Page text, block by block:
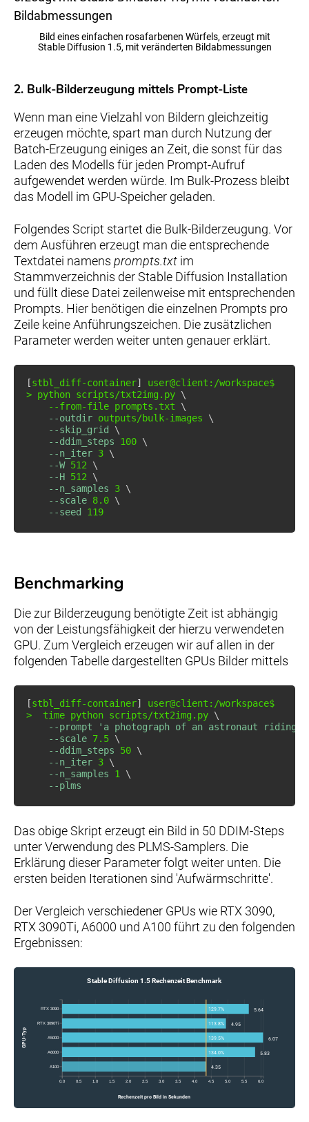
Bild eines einfachen rosafarbenen Würfels, erzeugt mit
Stable Diffusion 1.5, mit veränderten Bildabmessungen
2. Bulk-Bilderzeugung mittels Prompt-Liste
Wenn man eine Vielzahl von Bildern gleichzeitig
erzeugen möchte, spart man durch Nutzung der
Batch-Erzeugung einiges an Zeit, die sonst für das
Laden des Modells für jeden Prompt-Aufruf
aufgewendet werden würde. Im Bulk-Prozess bleibt
das Modell im GPU-Speicher geladen.
Folgendes Script startet die Bulk-Bilderzeugung. Vor
dem Ausführen erzeugt man die entsprechende
Textdatei namens prompts.txt im
Stammverzeichnis der Stable Diffusion Installation
und füllt diese Datei zeilenweise mit entsprechenden
Prompts. Hier benötigen die einzelnen Prompts pro
Zeile keine Anführungszeichen. Die zusätzlichen
Parameter werden weiter unten genauer erklärt.
[stbl_diff-container]
> python scripts/txt2img.py \
    --from-file prompts.txt
\
--outdir outputs/bulk-images \
--skip_grid
\
--ddim_steps
100 \
--n_iter 3 \
--W 512
\
--H 512
\
--n_samples
3 \
--scale 8.0 \
--seed
119
Benchmarking
Die zur Bilderzeugung benötigte Zeit ist abhängig
von der Leistungsfähigkeit der hierzu verwendeten
GPU. Zum Vergleich erzeugen wir auf allen in der
folgenden Tabelle dargestellten GPUs Bilder mittels
[stbl_diff-container]
>
time python scripts/txt2img.py \
--prompt
'a photograph of an astronaut riding
--scale 7.5 \
--ddim_steps
50 \
--n_iter 3 \
--n_samples
1
\
--plms
Das obige Skript erzeugt ein Bild in 50 DDIM-Steps
unter Verwendung des PLMS-Samplers. Die
Erklärung dieser Parameter folgt weiter unten. Die
ersten beiden Iterationen sind 'Aufwärmschritte'.
Der Vergleich verschiedener GPUs wie RTX 3090,
RTX 3090Ti, A6000 und A100 führt zu den folgenden
Ergebnissen:
0.0 0.5 1.0 1.5 2.0 2.5 3.0 3.5 4.0 4.5 5.0 5.5 6.0
A100
A6000
A5000
RTX 3090Ti
RTX 3090
4.35
134.0% 5.83
139.5% 6.07
113.8% 4.95
129.7% 5.64
Stable Diffusion 1.5 Rechenzeit Benchmark
Rechenzeit pro Bild in Sekunden
GPU-Typ